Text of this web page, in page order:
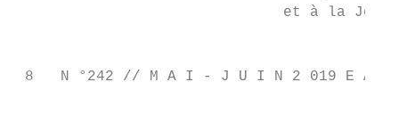
et à la
8   N °242 // M A I - J U I N 2 019 E A U B